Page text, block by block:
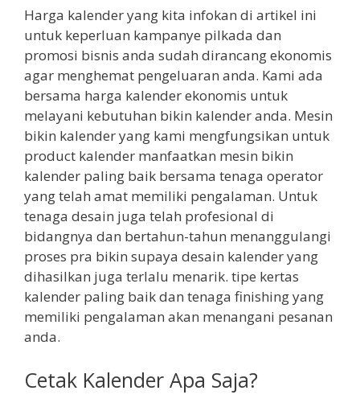
Harga kalender yang kita infokan di artikel ini
untuk keperluan kampanye pilkada dan
promosi bisnis anda sudah dirancang ekonomis
agar menghemat pengeluaran anda. Kami ada
bersama harga kalender ekonomis untuk
melayani kebutuhan bikin kalender anda. Mesin
bikin kalender yang kami mengfungsikan untuk
product kalender manfaatkan mesin bikin
kalender paling baik bersama tenaga operator
yang telah amat memiliki pengalaman. Untuk
tenaga desain juga telah profesional di
bidangnya dan bertahun-tahun menanggulangi
proses pra bikin supaya desain kalender yang
dihasilkan juga terlalu menarik. tipe kertas
kalender paling baik dan tenaga finishing yang
memiliki pengalaman akan menangani pesanan
anda.
Cetak Kalender Apa Saja?